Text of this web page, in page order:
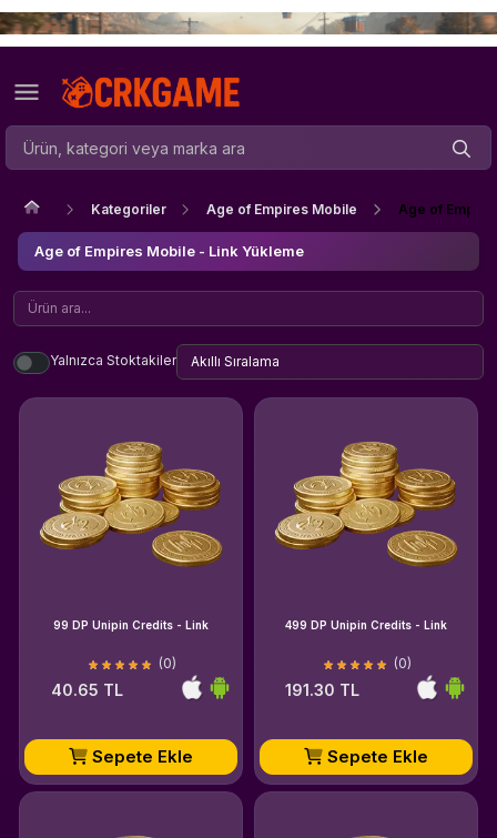
Kategoriler Age of Empires Mobile Age of
Age of Empires Mobile - Link Yükleme
Yalnızca Stoktakiler
99 DP Unipin Credits - Link
(0)
40.65 TL
Sepete Ekle
499 DP Unipin Credits - Link
(0)
191.30 TL
Sepete Ekle